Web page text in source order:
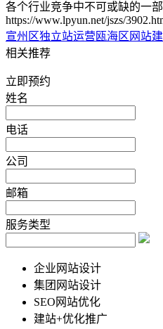
各个行业竞争中不可或缺的一部
https://www.lpyun.net/jszs/
宣州区独立站运营瓯海区网站
相关推荐
立即预约
姓名
电话
公司
邮箱
服务类型
企业网站设计
集团网站设计
SEO网站优化
建站+优化推广